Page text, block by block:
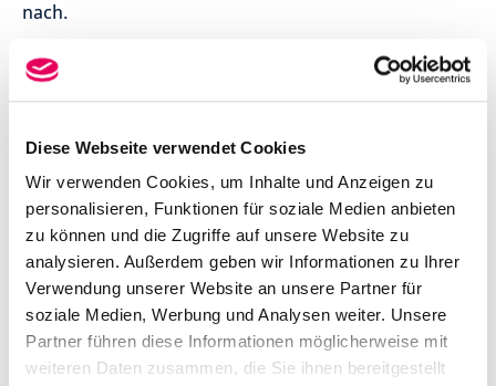
Diese Webseite verwendet Cookies
Wir verwenden Cookies, um Inhalte und Anzeigen zu
personalisieren, Funktionen für soziale Medien anbieten
zu können und die Zugriffe auf unsere Website zu
analysieren. Außerdem geben wir Informationen zu Ihrer
Verwendung unserer Website an unsere Partner für
soziale Medien, Werbung und Analysen weiter. Unsere
Partner führen diese Informationen möglicherweise mit
weiteren Daten zusammen, die Sie ihnen bereitgestellt
nach.
Wichtige Hinweise
Die Erlaubnis zum Waffenbesitz kann jederzeit
widerrufen werden, etwa wenn eine der
Erlaubnisvoraussetzungen nicht mehr gegeben
ist
Eine Waffenbesitzkarte berechtigtlediglich zum
Besitz einer erlaubnispflichtigen Waffe. Zum
"Führen" der Waffe, also zum einsatzbereiten
Beisichtragen in der Öffentlichkeit, berechtigt
Sie nur der Waffenschein in Verbindung mit der
Waffenbesitzkarte